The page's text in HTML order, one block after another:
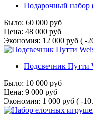
Подарочный набор
Было: 60 000 руб
Цена: 48 000 руб
Экономия: 12 000 руб ( -
Подсвечник Путти
Было: 10 000 руб
Цена: 9 000 руб
Экономия: 1 000 руб ( -